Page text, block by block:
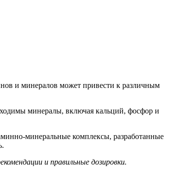
и минералов может привести к различным
минералы, включая кальций, фосфор и
минеральные комплексы, разработанные
и правильные дозировки.